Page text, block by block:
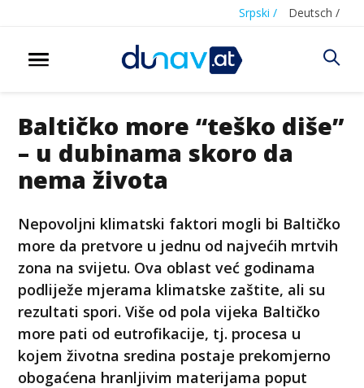
Srpski / Deutsch /
Baltičko more “teško diše”
– u dubinama skoro da
nema života
Nepovoljni klimatski faktori mogli bi Baltičko
more da pretvore u jednu od najvećih mrtvih
zona na svijetu. Ova oblast već godinama
podliježe mjerama klimatske zaštite, ali su
rezultati spori. Više od pola vijeka Baltičko
more pati od eutrofikacije, tj. procesa u
kojem životna sredina postaje prekomjerno
obogaćena hranljivim materijama poput